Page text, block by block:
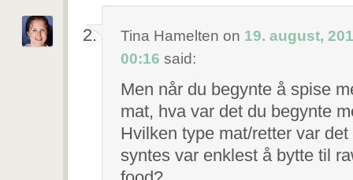
Tina Hamelten on 19. august,
00:16 said:
Men når du begynte å spise
mat, hva var det du begynte
Hvilken type mat/retter var det
syntes var enklest å bytte til